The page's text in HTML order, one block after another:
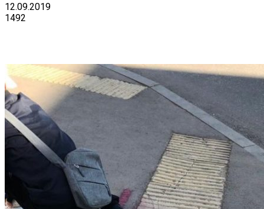
12.09.2019
1492